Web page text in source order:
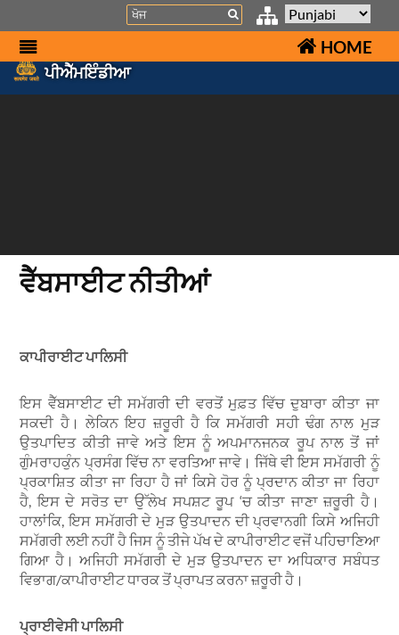
Search
HOME
ਪੀਐੱਮਇੰਡੀਆ
ਵੈੱਬਸਾਈਟ ਨੀਤੀਆਂ
ਕਾਪੀਰਾਈਟ ਪਾਲਿਸੀ
ਇਸ ਵੈੱਬਸਾਈਟ ਦੀ ਸਮੱਗਰੀ ਦੀ ਵਰਤੋਂ ਮੁਫ਼ਤ ਵਿੱਚ ਦੁਬਾਰਾ ਕੀਤਾ ਜਾ
ਸਕਦੀ ਹੈ। ਲੇਕਿਨ ਇਹ ਜ਼ਰੂਰੀ ਹੈ ਕਿ ਸਮੱਗਰੀ ਸਹੀ ਢੰਗ ਨਾਲ ਮੁੜ
ਉਤਪਾਦਿਤ ਕੀਤੀ ਜਾਵੇ ਅਤੇ ਇਸ ਨੂੰ ਅਪਮਾਨਜਨਕ ਰੂਪ ਨਾਲ ਤੋਂ ਜਾਂ
ਗੁੰਮਰਾਹਕੁੰਨ ਪ੍ਰਸੰਗ ਵਿੱਚ ਨਾ ਵਰਤਿਆ ਜਾਵੇ। ਜਿੱਥੇ ਵੀ ਇਸ ਸਮੱਗਰੀ ਨੂੰ
ਪ੍ਰਕਾਸ਼ਿਤ ਕੀਤਾ ਜਾ ਰਿਹਾ ਹੈ ਜਾਂ ਕਿਸੇ ਹੋਰ ਨੂੰ ਪ੍ਰਦਾਨ ਕੀਤਾ ਜਾ ਰਿਹਾ
ਹੈ, ਇਸ ਦੇ ਸਰੋਤ ਦਾ ਉੱਲੇਖ ਸਪਸ਼ਟ ਰੂਪ ‘ਚ ਕੀਤਾ ਜਾਣਾ ਜ਼ਰੂਰੀ ਹੈ।
ਹਾਲਾਂਕਿ, ਇਸ ਸਮੱਗਰੀ ਦੇ ਮੁੜ ਉਤਪਾਦਨ ਦੀ ਪ੍ਰਵਾਨਗੀ ਕਿਸੇ ਅਜਿਹੀ
ਸਮੱਗਰੀ ਲਈ ਨਹੀਂ ਹੈ ਜਿਸ ਨੂੰ ਤੀਜੇ ਪੱਖ ਦੇ ਕਾਪੀਰਾਈਟ ਵਜੋਂ ਪਹਿਚਾਣਿਆ
ਗਿਆ ਹੈ। ਅਜਿਹੀ ਸਮੱਗਰੀ ਦੇ ਮੁੜ ਉਤਪਾਦਨ ਦਾ ਅਧਿਕਾਰ ਸਬੰਧਤ
ਵਿਭਾਗ/ਕਾਪੀਰਾਈਟ ਧਾਰਕ ਤੋਂ ਪ੍ਰਾਪਤ ਕਰਨਾ ਜ਼ਰੂਰੀ ਹੈ।
ਪ੍ਰਾਈਵੇਸੀ ਪਾਲਿਸੀ